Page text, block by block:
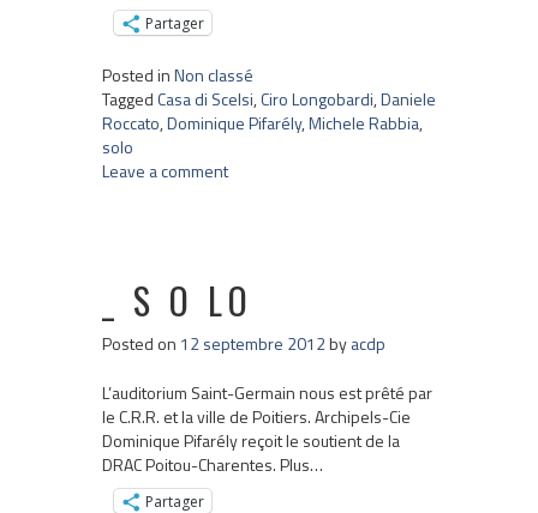
Partager
Posted inNon classé
TaggedCasa di Scelsi,Ciro Longobardi,Daniele
Roccato,Dominique Pifarély,Michele Rabbia,
solo
Leave a comment
_ S O LO
Posted on 12 septembre 2012byacdp
L’auditorium Saint-Germain nous est prêté par
le C.R.R. et la ville de Poitiers. Archipels-Cie
Dominique Pifarély reçoit le soutient de la
DRAC Poitou-Charentes. Plus…
Partager